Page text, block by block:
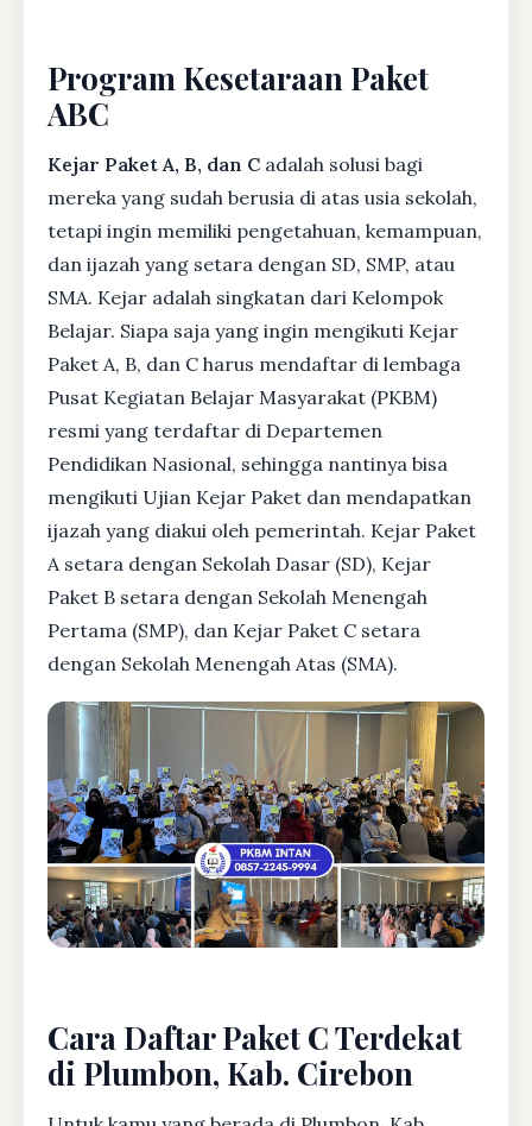
Program Kesetaraan Paket
ABC
Kejar Paket A, B, dan C adalah solusi bagi
mereka yang sudah berusia di atas usia sekolah,
tetapi ingin memiliki pengetahuan, kemampuan,
dan ijazah yang setara dengan SD, SMP, atau
SMA. Kejar adalah singkatan dari Kelompok
Belajar. Siapa saja yang ingin mengikuti Kejar
Paket A, B, dan C harus mendaftar di lembaga
Pusat Kegiatan Belajar Masyarakat (PKBM)
resmi yang terdaftar di Departemen
Pendidikan Nasional, sehingga nantinya bisa
mengikuti Ujian Kejar Paket dan mendapatkan
ijazah yang diakui oleh pemerintah. Kejar Paket
A setara dengan Sekolah Dasar (SD), Kejar
Paket B setara dengan Sekolah Menengah
Pertama (SMP), dan Kejar Paket C setara
dengan Sekolah Menengah Atas (SMA).
Cara Daftar Paket C Terdekat
di Plumbon, Kab. Cirebon